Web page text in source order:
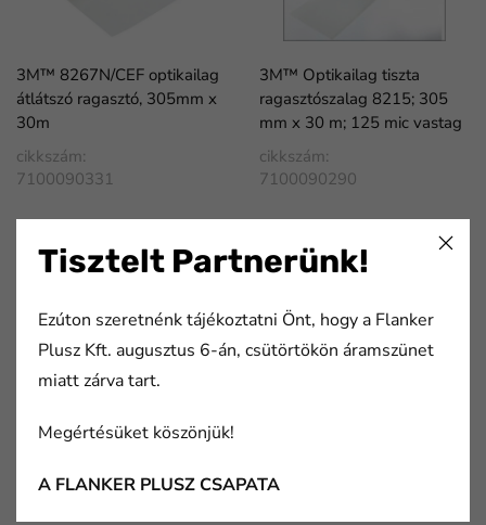
3M™ 8267N/CEF optikailag
átlátszó ragasztó, 305mm x
30m
cikkszám:
7100090331
3M™ Optikailag tiszta
ragasztószalag 8215; 305
mm x 30 m; 125 mic vastag
cikkszám:
7100090290
FaLang translation system by Faboba
Flanker Plusz Kft.
nyomda- és papíripar, a csomagolástechnika, valamint a
Tisztelt Partnerünk!
Ezúton szeretnénk tájékoztatni Önt, hogy a Flanker
Plusz Kft. augusztus 6-án, csütörtökön áramszünet
miatt zárva tart.
Megértésüket köszönjük!
A FLANKER PLUSZ CSAPATA